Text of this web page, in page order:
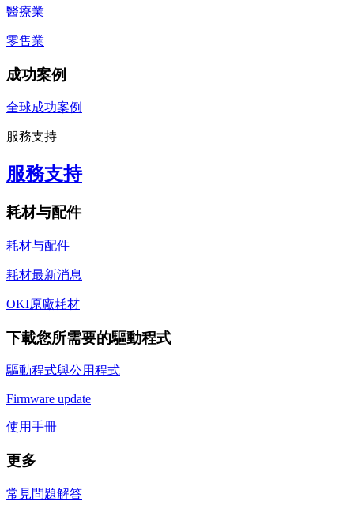
醫療業
零售業
成功案例
全球成功案例
服務支持
服務支持
耗材与配件
耗材与配件
耗材最新消息
OKI原廠耗材
下載您所需要的驅動程式
驅動程式與公用程式
Firmware update
使用手冊
更多
常見問題解答